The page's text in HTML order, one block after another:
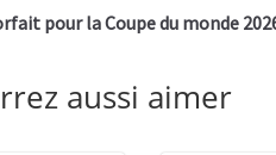
pour la Coupe du monde
aussi aimer